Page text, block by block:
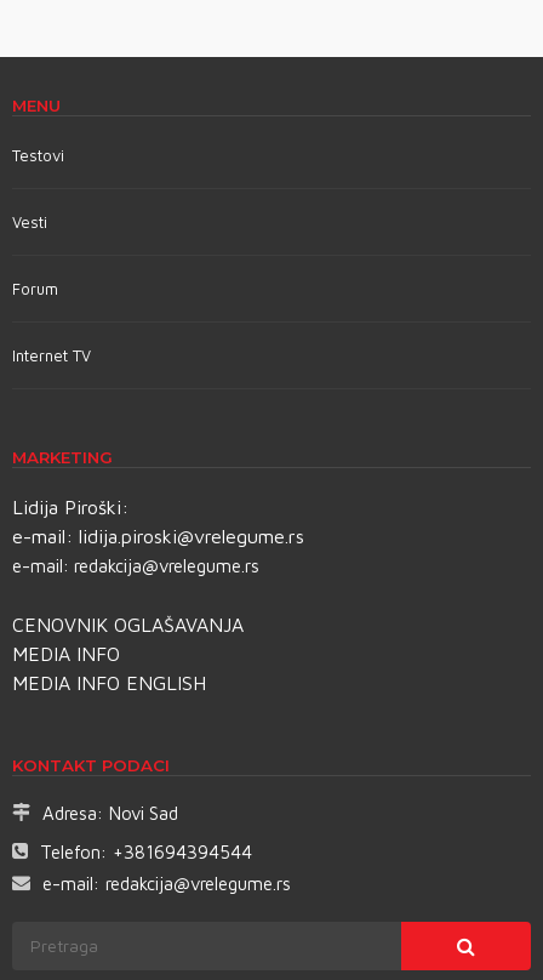
MENU
Testovi
Vesti
Forum
Internet TV
MARKETING
Lidija Piroški:
e-mail: lidija.piroski@vrelegume.rs
e-mail: redakcija@vrelegume.rs
CENOVNIK OGLAŠAVANJA
MEDIA INFO
MEDIA INFO ENGLISH
KONTAKT PODACI
Adresa: Novi Sad
Telefon: +381694394544
e-mail: redakcija@vrelegume.rs